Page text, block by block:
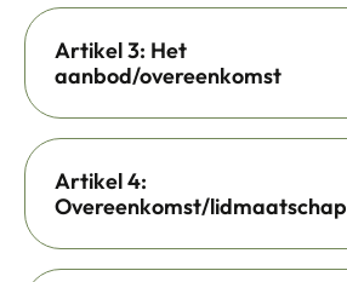
Artikel 3: Het
aanbod/overeenkomst
Artikel 4:
Overeenkomst/lidmaatschap